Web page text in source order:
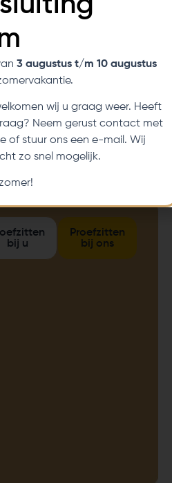
en Belgie
bij u
Proefzitten
bij ons
3 augustus t/m 10 augustus
wij u graag weer. Heeft
Neem gerust contact met
of stuur ons een e-mail. Wij
zo snel mogelijk.